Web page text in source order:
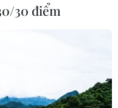
công bố kết quả rà
khu sân bay Miếu
30 điểm